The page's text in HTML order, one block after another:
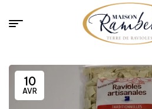
10
AVR